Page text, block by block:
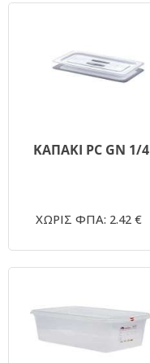
ΚΑΠΑΚΙ PC GN 1/4
ΧΩΡΙΣ ΦΠΑ: 2.42 €